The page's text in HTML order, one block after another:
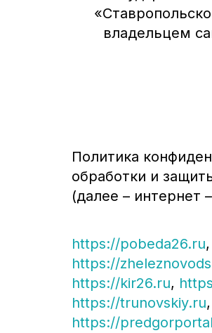
владельцем
Политика
обработки и
(далее – интернет
https://pobeda26.ru,
https://
https://kir26.ru,
https://trunovskiy.ru,
https://